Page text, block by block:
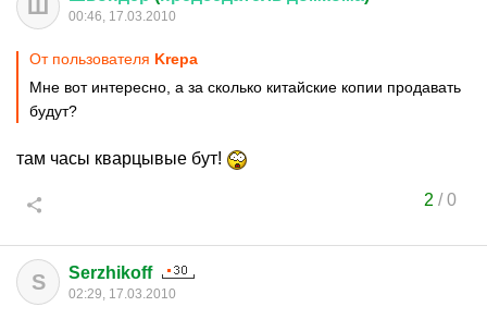
Ш 00:46, 17.03.2010
От пользователя Krepa
Мне вот интересно, а за сколько китайские копии продавать
будут?
там часы кварцывые бут!
2 /0
S Serzhikoff
02:29, 17.03.2010